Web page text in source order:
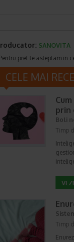
SANOVITA
pret te asteptam in
CELE MAI
prin
Boli
Timp
Timp